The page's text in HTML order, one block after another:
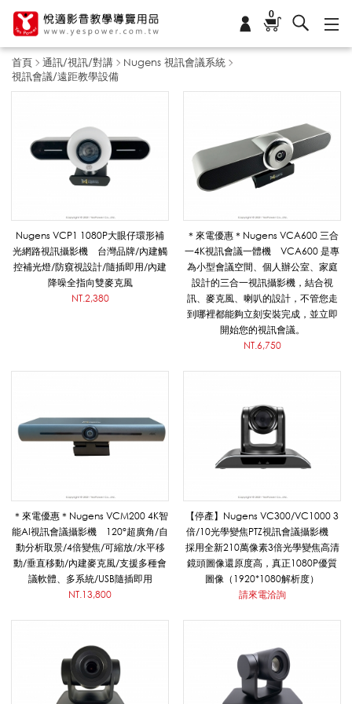
0
首頁 通訊/視訊/對講
Nugens 視訊會議系統
視訊會議/遠距教學設備
會
教
學
設
Nugens VCP1 1080P大眼仔環形補
光網路視訊攝影機 台灣品牌/內建觸
控補光燈/防窺視設計/隨插即用/內建
降噪全指向雙麥克風
NT.2,380
＊來電優惠＊Nugens VCA600 三合
一4K視訊會議一體機 VCA600 是專
為小型會議空間、個人辦公室、家庭
設計的三合一視訊攝影機，結合視
訊、麥克風、喇叭的設計，不管您走
到哪裡都能夠立刻安裝完成，並立即
開始您的視訊會議。
NT.6,750
＊來電優惠＊Nugens VCM200 4K智
能AI視訊會議攝影機 120°超廣角/自
動分析取景/4倍變焦/可縮放/水平移
動/垂直移動/內建麥克風/支援多種會
議軟體、多系統/USB隨插即用
NT.13,800
【停產】Nugens VC300/VC1000 3
倍/10光學變焦PTZ視訊會議攝影機
採用全新210萬像素3倍光學變焦高清
鏡頭圖像還原度高，真正1080P優質
圖像（1920*1080解析度）
請來電洽詢